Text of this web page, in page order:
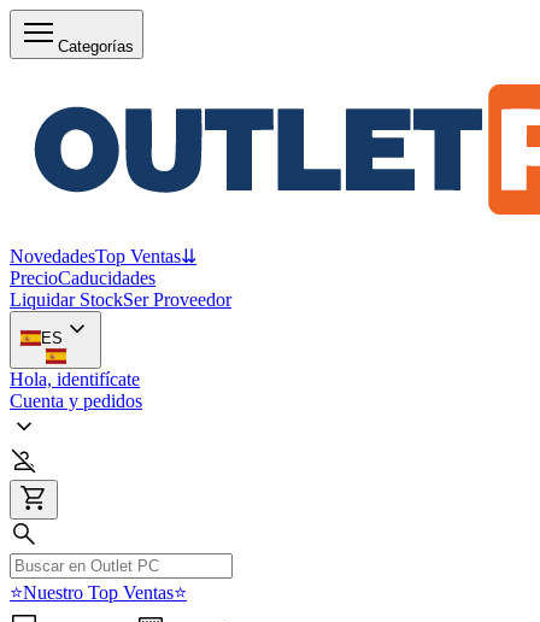
Categorías
NovedadesTop Ventas⇊
PrecioCaducidades
Liquidar StockSer Proveedor
ES
Hola, identifícate
Cuenta y pedidos
⭐Nuestro Top Ventas⭐